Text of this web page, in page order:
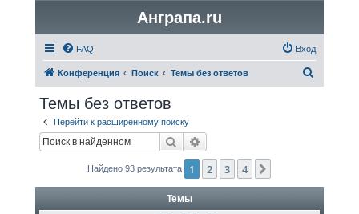
Анграпа.ru
FAQ Вход
Конференция Поиск Темы без ответов
Темы без ответов
Перейти к расширенному поиску
Поиск
Найдено 93 результата 1 2 3 4
Темы